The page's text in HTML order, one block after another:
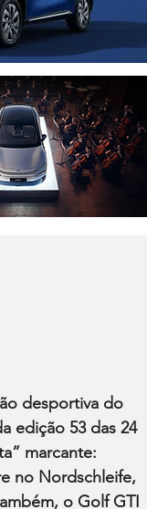
desportiva do
edição 53 das 24
marcante:
no Nordschleife,
o Golf GTI